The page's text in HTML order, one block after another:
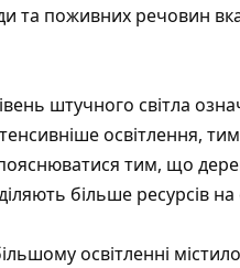
та поживних речовин
штучного світла
освітлення,
пояснюватися тим, що
більше ресурсів на
освітленні